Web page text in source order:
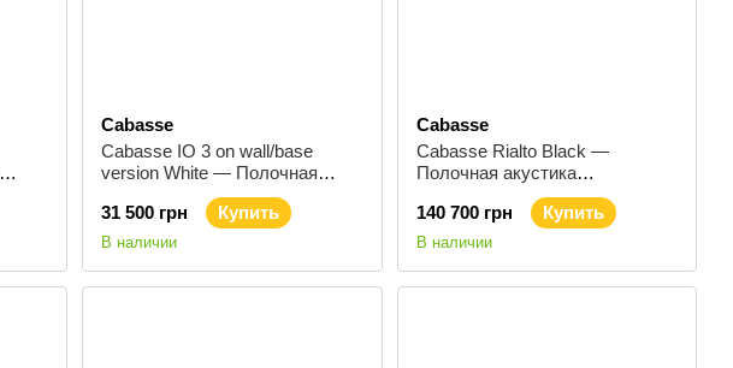
Cabasse
Cabasse IO 3 on wall/base
version White — Полочная
акустика 80-580 Вт
31 500 грн
Купить
В наличии
Cabasse
Cabasse Rialto Black —
Полочная акустика
беспроводная активная 300 Вт
140 700 грн
Купить
В наличии